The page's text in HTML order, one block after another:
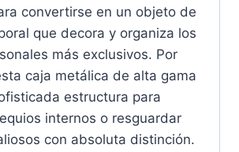
convertirse en un objeto de
que decora y organiza los
más exclusivos. Por
caja metálica de alta gama
estructura para
internos o resguardar
con absoluta distinción.